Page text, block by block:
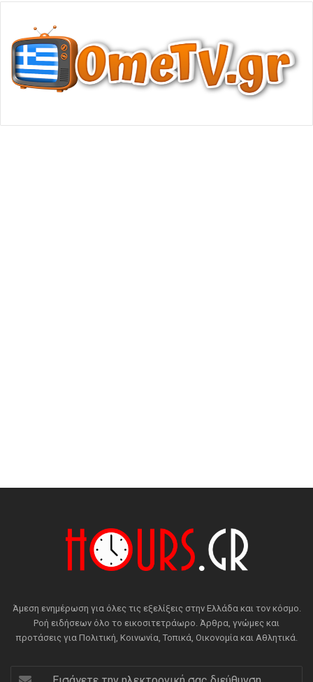
Άμεση ενημέρωση για όλες τις εξελίξεις στην Ελλάδα και τον κόσμο.
Ροή ειδήσεων όλο το εικοσιτετράωρο. Άρθρα, γνώμες και
προτάσεις για Πολιτική, Κοινωνία, Τοπικά, Οικονομία και Αθλητικά.
Εισάγετε